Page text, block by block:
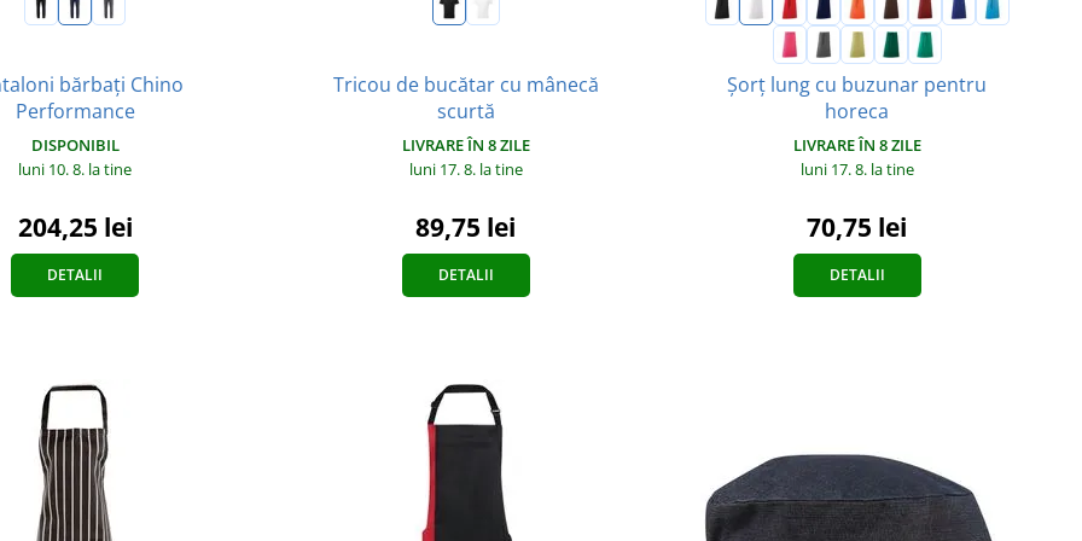
bărbați Chino
Performance
DISPONIBIL
luni 10. 8. la tine
204,25 lei
DETALII
Tricou de bucătar cu mânecă
scurtă
LIVRARE ÎN 8 ZILE
luni 17. 8. la tine
89,75 lei
DETALII
Șorț lung cu buzunar pentru
horeca
LIVRARE ÎN 8 ZILE
luni 17. 8. la tine
70,75 lei
DETALII